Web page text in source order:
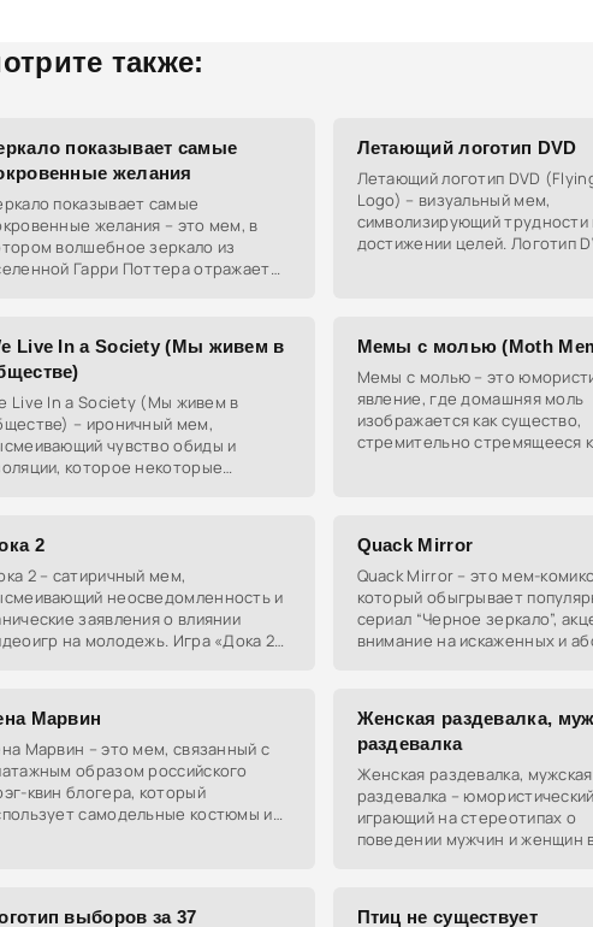
также:
показывает самые
желания
показывает самые
желания – это мем, в
волшебное зеркало из
Гарри Поттера отражает
Летающий логотип DVD
Летающий логотип DVD
Logo) – визуальный мем,
символизирующий трудности
достижении целей. Логотип
Live In a Society (Мы живем в
Live In a Society (Мы живем в
– ироничный мем,
чувство обиды и
которое некоторые
Мемы с молью (Moth
Мемы с молью – это
явление, где домашняя моль
изображается как существо,
стремительно стремящееся
2
2 – сатиричный мем,
неосведомленность и
заявления о влиянии
на молодежь. Игра «Дока 2»
Quack Mirror
Quack Mirror – это мем-
который обыгрывает
сериал “Черное зеркало”,
внимание на искаженных и
Марвин
Марвин – это мем, связанный с
образом российского
квин блогера, который
самодельные костюмы из
Женская раздевалка,
раздевалка
Женская раздевалка, мужская
раздевалка –
играющий на стереотипах о
поведении мужчин и женщин
выборов за 37 Птиц не существует